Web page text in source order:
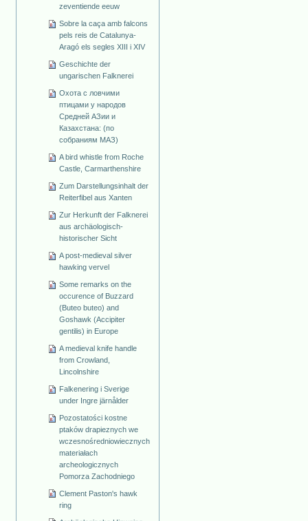
zeventiende eeuw
Sobre la caça amb falcons
pels reis de Catalunya-
Aragó els segles XIII i XIV
Geschichte der
ungarischen Falknerei
Охота с ловчими
птицами у народов
Средней АЗии и
Казахстана: (по
собраниям МАЗ)
A bird whistle from Roche
Castle, Carmarthenshire
Zum Darstellungsinhalt der
Reiterfibel aus Xanten
Zur Herkunft der Falknerei
aus archäologisch-
historischer Sicht
A post-medieval silver
hawking vervel
Some remarks on the
occurence of Buzzard
(Buteo buteo) and
Goshawk (Accipiter
gentilis) in Europe
A medieval knife handle
from Crowland,
Lincolnshire
Falkenering i Sverige
under Ingre järnålder
Pozostatości kostne
ptaków drapieznych we
wczesnośredniowiecznych
materiałach
archeologicznych
Pomorza Zachodniego
Clement Paston's hawk
ring